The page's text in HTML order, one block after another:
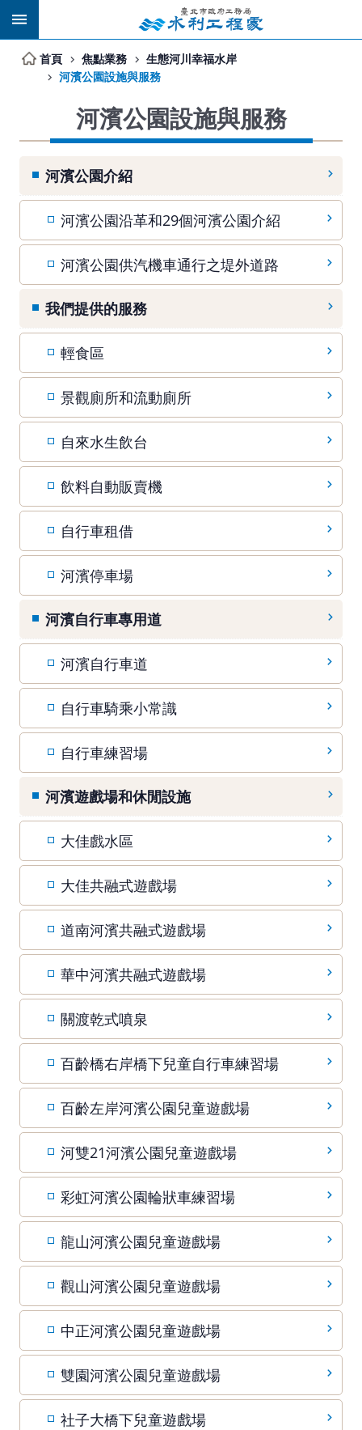
跳到主要內容區塊
首頁 焦點業務
生態河川幸福水岸
河濱公園設施與服務
河濱公園設施與服務
河濱公園介紹
河濱公園沿革和29個河濱公園介紹
河濱公園供汽機車通行之堤外道路
我們提供的服務
輕食區
景觀廁所和流動廁所
自來水生飲台
飲料自動販賣機
自行車租借
河濱停車場
河濱自行車專用道
河濱自行車道
自行車騎乘小常識
自行車練習場
河濱遊戲場和休閒設施
大佳戲水區
大佳共融式遊戲場
道南河濱共融式遊戲場
華中河濱共融式遊戲場
關渡乾式噴泉
百齡橋右岸橋下兒童自行車練習場
百齡左岸河濱公園兒童遊戲場
河雙21河濱公園兒童遊戲場
彩虹河濱公園輪狀車練習場
龍山河濱公園兒童遊戲場
觀山河濱公園兒童遊戲場
中正河濱公園兒童遊戲場
雙園河濱公園兒童遊戲場
社子大橋下兒童遊戲場